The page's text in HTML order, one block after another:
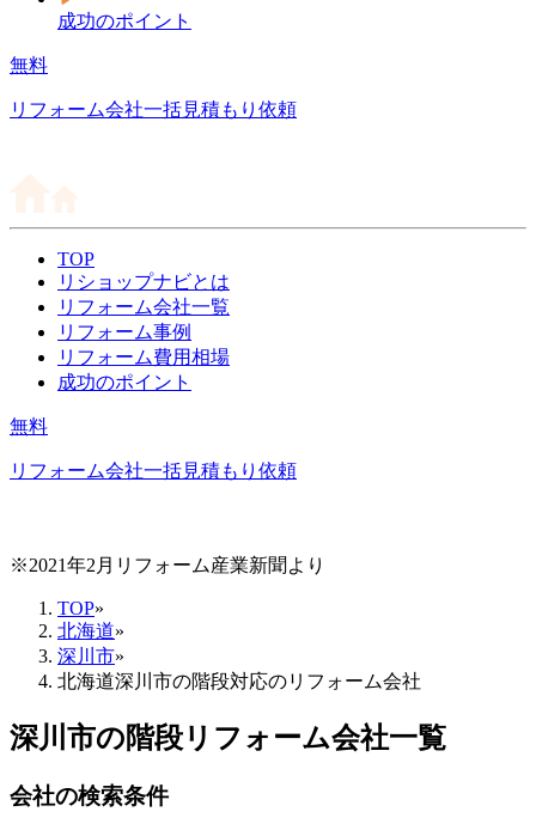
成功のポイント
無料
リフォーム会社一括見積もり依頼
TOP
リショップナビとは
リフォーム会社一覧
リフォーム事例
リフォーム費用相場
成功のポイント
無料
リフォーム会社一括見積もり依頼
※2021年2月リフォーム産業新聞より
TOP»
北海道»
深川市»
北海道深川市の階段対応のリフォーム会社
深川市の階段リフォーム会社一覧
会社の検索条件